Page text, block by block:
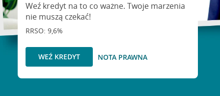
Weź kredyt na to co ważne. Twoje marzenia
nie muszą czekać!
RRSO: 9,6%
WEŹ KREDYT NOTA PRAWNA